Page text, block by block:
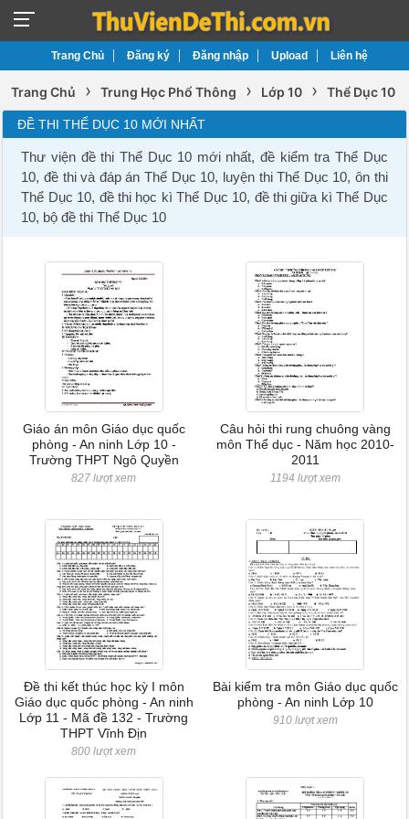
Trang Chủ Đăng ký Đăng nhập Upload Liên hệ
Trang Chủ › Trung Học Phổ Thông › Lớp 10 › Thể Dục 10
ĐỀ THI THỂ DỤC 10 MỚI NHẤT
Thư viện đề thi Thể Dục 10 mới nhất, đề kiểm tra Thể Dục
10, đề thi và đáp án Thể Dục 10, luyện thi Thể Dục 10, ôn thi
Thể Dục 10, đề thi học kì Thể Dục 10, đề thi giữa kì Thể Dục
10, bộ đề thi Thể Dục 10
Giáo án môn Giáo dục quốc
phòng - An ninh Lớp 10 -
Trường THPT Ngô Quyền
827 lượt xem
Câu hỏi thi rung chuông vàng
môn Thể dục - Năm học 2010-
2011
1194 lượt xem
Đề thi kết thúc học kỳ I môn
Giáo dục quốc phòng - An ninh
Lớp 11 - Mã đề 132 - Trường
THPT Vĩnh Địn
800 lượt xem
Bài kiểm tra môn Giáo dục quốc
phòng - An ninh Lớp 10
910 lượt xem